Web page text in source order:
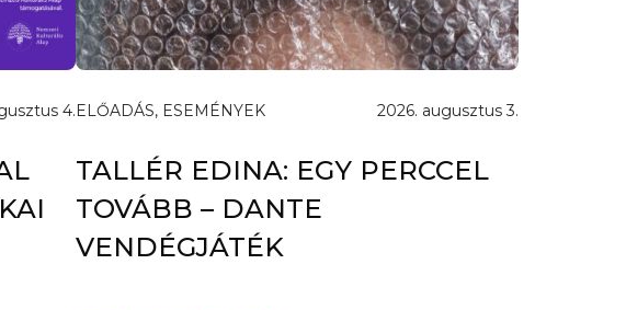
4.ELŐADÁS, ESEMÉNYEK 2026. augusztus 3.
TALLÉR EDINA: EGY PERCCEL
TOVÁBB – DANTE
VENDÉGJÁTÉK